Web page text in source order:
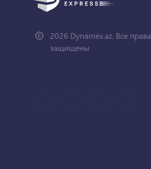
2026 Dynamex.az. Все права
защищены